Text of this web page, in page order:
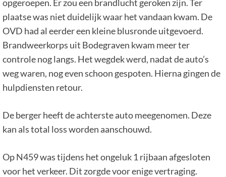
opgeroepen. Er zou een brandlucht geroken zijn. Ter
plaatse was niet duidelijk waar het vandaan kwam. De
OVD had al eerder een kleine blusronde uitgevoerd.
Brandweerkorps uit Bodegraven kwam meer ter
controle nog langs. Het wegdek werd, nadat de auto’s
weg waren, nog even schoon gespoten. Hierna gingen de
hulpdiensten retour.
De berger heeft de achterste auto meegenomen. Deze
kan als total loss worden aanschouwd.
Op N459 was tijdens het ongeluk 1 rijbaan afgesloten
voor het verkeer. Dit zorgde voor enige vertraging.